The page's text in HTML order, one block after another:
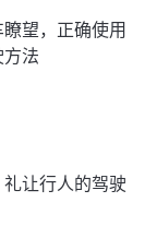
望，正确使用
法
让行人的驾驶